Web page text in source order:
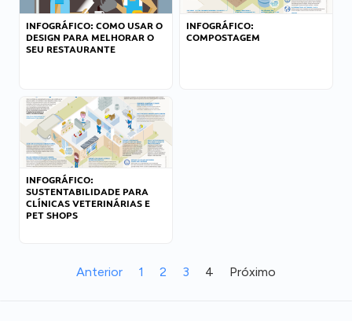
INFOGRÁFICO: COMO USAR O
DESIGN PARA MELHORAR O
SEU RESTAURANTE
INFOGRÁFICO:
COMPOSTAGEM
INFOGRÁFICO:
SUSTENTABILIDADE PARA
CLÍNICAS VETERINÁRIAS E
PET SHOPS
Anterior 1 2 3 4 Próximo